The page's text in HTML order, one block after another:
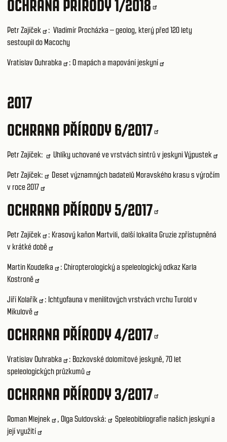
OCHRANA PŘÍRODY 1/2018
Petr Zajíček : Vladimír Procházka – geolog, který před 120 lety
sestoupil do Macochy
Vratislav Ouhrabka : O mapách a mapování jeskyní
2017
OCHRANA PŘÍRODY 6/2017
Petr Zajíček: Uhlíky uchované ve vrstvách sintrů v jeskyni Výpustek
Petr Zajíček:
Deset významných badatelů Moravského krasu s výročím
v roce 2017
OCHRANA PŘÍRODY 5/2017
Petr Zajíček : Krasový kaňon Martvili, další lokalita Gruzie zpřístupněná
v krátké době
Martin Koudelka : Chiropterologický a speleologický odkaz Karla
Kostroně
Jiří Kolařík : Ichtyofauna v menilitových vrstvách vrchu Turold v
Mikulově
OCHRANA PŘÍRODY 4/2017
Vratislav Ouhrabka : Bozkovské dolomitové jeskyně, 70 let
speleologických průzkumů
OCHRANA PŘÍRODY 3/2017
Roman Mlejnek , Olga Suldovská:
Speleobibliografie našich jeskyní a
její využití